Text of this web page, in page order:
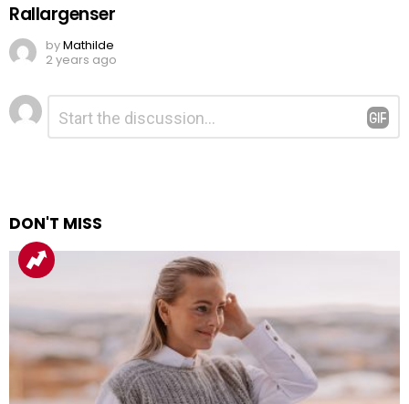
Rallargenser
byMathilde
2 years ago
Legg
igjen
Kommentar
DON'T MISS